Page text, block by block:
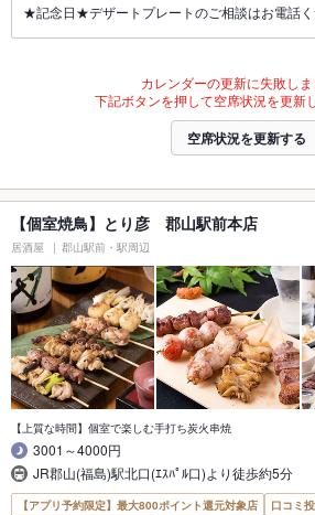
★記念日★デザートプレートのご相談はお電話く
カレンダーの更新に失敗しま
下記ボタンを押して空席状況を更新
空席状況を更新する
【個室焼鳥】とり彦 郡山駅前本店
居酒屋 郡山駅前・駅周辺
【上質な時間】個室で楽しむ手打ち炭火串焼
3001～4000円
JR郡山(福島)駅北口(ｴｽﾊﾟﾙ口)より徒歩約5分
【アプリ予約限定】最大800ポイント還元対象店 口コミ